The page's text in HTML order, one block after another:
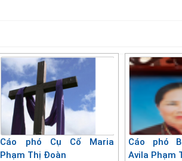
Cáo phó Cụ Cố Maria
Phạm Thị Đoàn
Cáo phó
Avila Phạm